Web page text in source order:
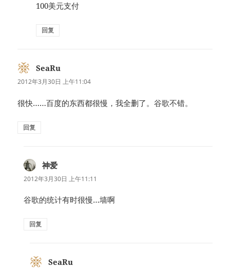
100美元支付
回复
SeaRu
道：
2012年3月30日 上午11:04
很快……百度的东西都很慢，我全删了。谷歌不错。
回复
神爱
道：
2012年3月30日 上午11:11
谷歌的统计有时很慢…墙啊
回复
SeaRu